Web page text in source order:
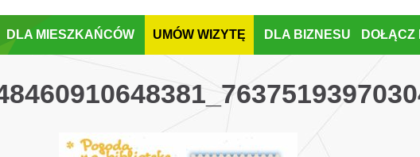
DLA MIESZKAŃCÓW UMÓW WIZYTĘ DLA BIZNESU DOŁĄCZ